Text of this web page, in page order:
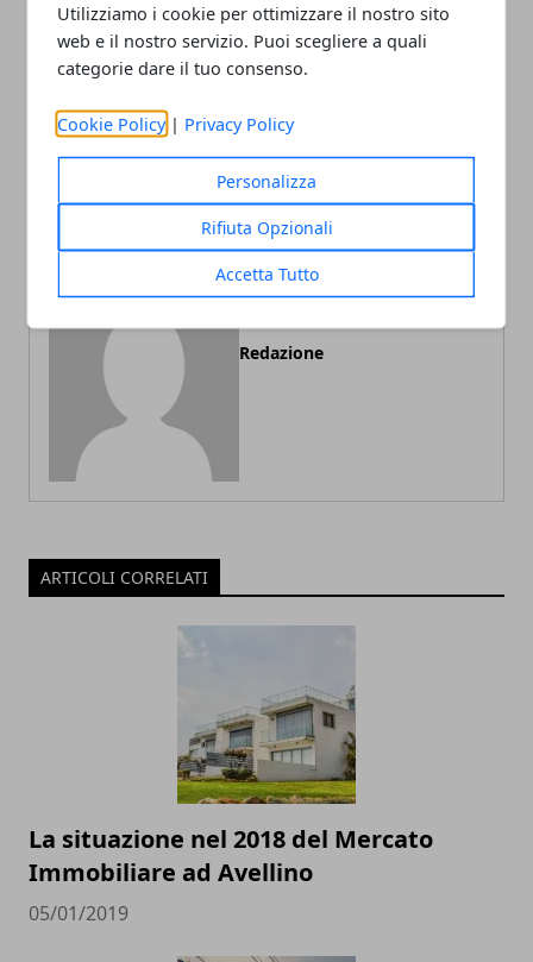
Utilizziamo i cookie per ottimizzare il nostro sito
web e il nostro servizio. Puoi scegliere a quali
categorie dare il tuo consenso.
Cookie Policy | Privacy Policy
Personalizza
Rifiuta Opzionali
Accetta Tutto
Articolo Precedente
Montoro, incendio doloso
di un deposito: individuato
il responsabile
femminicidio
Redazione
ARTICOLI CORRELATI
La situazione nel 2018 del Mercato
Immobiliare ad Avellino
05/01/2019